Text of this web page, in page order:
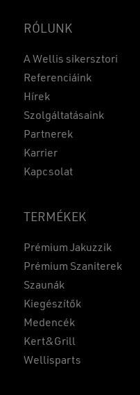
RÓLUNK
A Wellis sikersztori
Referenciáink
Hírek
Szolgáltatásaink
Partnerek
Karrier
Kapcsolat
TERMÉKEK
Prémium Jakuzzik
Prémium Szaniterek
Szaunák
Kiegészítők
Medencék
Kert&Grill
Wellisparts